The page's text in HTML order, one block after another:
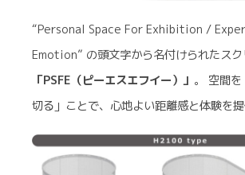
“Personal Space For Exhibition /
Emotion” の頭文字から名付けられたス
「PSFE（ピーエスエフイー）」 。 空間
切る」ことで、心地よい距離感と体験を提